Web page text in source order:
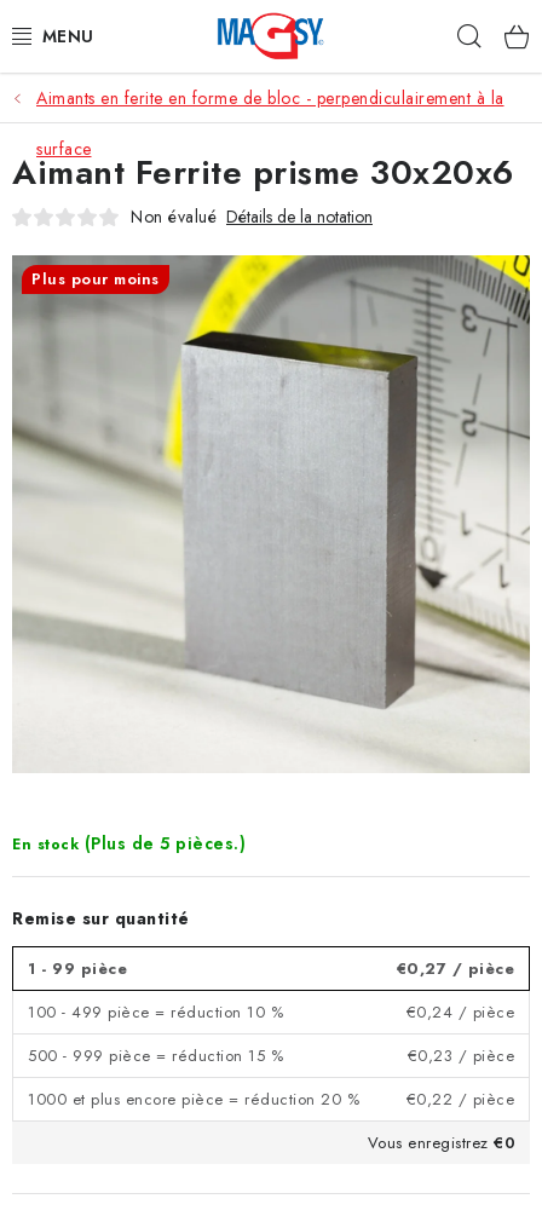
au
CATÉGORIE PRINCIPALE
ACCESSOIRES MAGNÉTIQUES
AIMANTS INDUSTRIELS
AUTRES AIMANTS
MATÉRIAUX EN ACIER INOXYDABLE
À propos
Conditions de vente
Protection des données (RGPD)
Rétractation du contrat
Aimants en ferite en forme de bloc - perpendiculairement à la
surface
En stock (Plus de 5 pièces.)
Remise sur quantité
1 - 99 pièce €0,27 / pièce
100 - 499 pièce = réduction 10 %
€0,24 / pièce
500 - 999 pièce = réduction 15 %
€0,23 / pièce
1000 et plus encore pièce = réduction 20 %
€0,22 / pièce
Vous enregistrez €0
Aimant Ferrite prisme 30x20x6
Non évalué Détails de la notation
Plus pour moins